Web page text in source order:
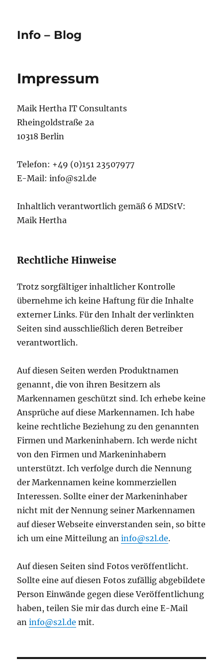
Info – Blog
Impressum
Maik Hertha IT Consultants
Rheingoldstraße 2a
10318 Berlin
Telefon: +49 (0)151 23507977
E-Mail: info@s2l.de
Inhaltlich verantwortlich gemäß 6 MDStV:
Maik Hertha
Rechtliche Hinweise
Trotz sorgfältiger inhaltlicher Kontrolle
übernehme ich keine Haftung für die Inhalte
externer Links. Für den Inhalt der verlinkten
Seiten sind ausschließlich deren Betreiber
verantwortlich.
Auf diesen Seiten werden Produktnamen
genannt, die von ihren Besitzern als
Markennamen geschützt sind. Ich erhebe keine
Ansprüche auf diese Markennamen. Ich habe
keine rechtliche Beziehung zu den genannten
Firmen und Markeninhabern. Ich werde nicht
von den Firmen und Markeninhabern
unterstützt. Ich verfolge durch die Nennung
der Markennamen keine kommerziellen
Interessen. Sollte einer der Markeninhaber
nicht mit der Nennung seiner Markennamen
auf dieser Webseite einverstanden sein, so bitte
ich um eine Mitteilung aninfo@s2l.de.
Auf diesen Seiten sind Fotos veröffentlicht.
Sollte eine auf diesen Fotos zufällig abgebildete
Person Einwände gegen diese Veröffentlichung
haben, teilen Sie mir das durch eine E-Mail
aninfo@s2l.de mit.